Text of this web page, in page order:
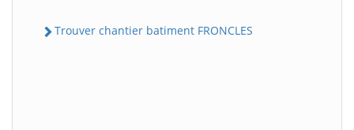
Trouver chantier batiment FRONCLES